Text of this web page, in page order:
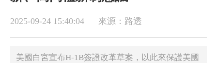
2025-09-24 15:40:04 來源：路透
美國白宮宣布H-1B簽證改革草案，以此來保護美國